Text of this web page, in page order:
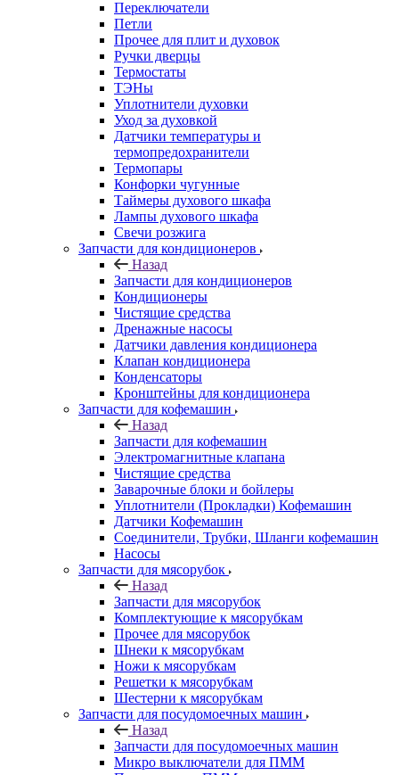
Переключатели
Петли
Прочее для плит и духовок
Ручки дверцы
Термостаты
ТЭНы
Уплотнители духовки
Уход за духовкой
Датчики температуры и
термопредохранители
Термопары
Конфорки чугунные
Таймеры духового шкафа
Лампы духового шкафа
Свечи розжига
Запчасти для кондиционеров
Назад
Запчасти для кондиционеров
Кондиционеры
Чистящие средства
Дренажные насосы
Датчики давления кондиционера
Клапан кондиционера
Конденсаторы
Кронштейны для кондиционера
Запчасти для кофемашин
Назад
Запчасти для кофемашин
Электромагнитные клапана
Чистящие средства
Заварочные блоки и бойлеры
Уплотнители (Прокладки) Кофемашин
Датчики Кофемашин
Соединители, Трубки, Шланги кофемашин
Насосы
Запчасти для мясорубок
Назад
Запчасти для мясорубок
Комплектующие к мясорубкам
Прочее для мясорубок
Шнеки к мясорубкам
Ножи к мясорубкам
Решетки к мясорубкам
Шестерни к мясорубкам
Запчасти для посудомоечных машин
Назад
Запчасти для посудомоечных машин
Микро выключатели для ПММ